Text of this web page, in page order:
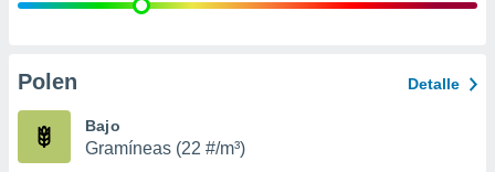
e
publicidad
Polen Detalle
Bajo
Gramíneas (22 #/m³)